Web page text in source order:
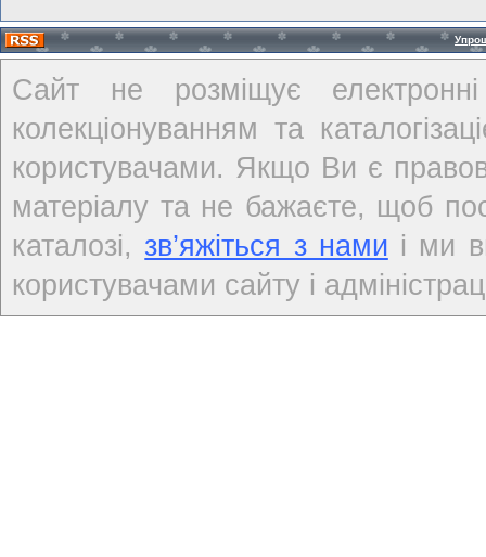
Сайт не розміщує
колекціонуванням та
користувачами. Якщо Ви є
матеріалу та не бажаєте, щоб
каталозі,зв’яжіться з нами і ми
користувачами сайту і